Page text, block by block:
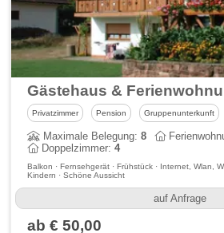
Privatzimmer Pension Gruppenunterkunft
Maximale Belegung:8
Doppelzimmer:4
Balkon · Fernsehgerät · Frühstück · Internet, Wlan,
Kindern · Schöne Aussicht
auf Anfrage
ab € 50,00